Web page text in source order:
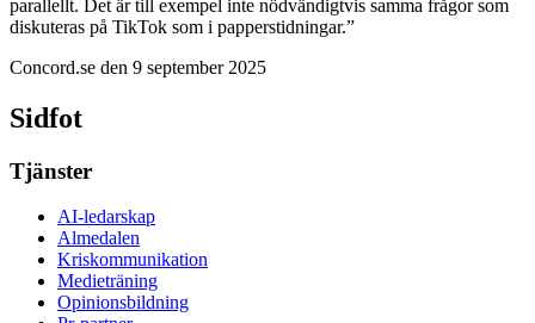
parallellt. Det är till exempel inte nödvändigtvis samma frågor som
diskuteras på TikTok som i papperstidningar.”
Concord.se den 9 september 2025
Sidfot
Tjänster
AI-ledarskap
Almedalen
Kris­kommunikation
Medieträning
Opinionsbildning